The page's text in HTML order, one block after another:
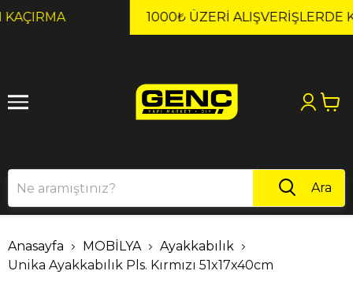
1000₺ ÜZERI ALIŞVERIŞLERDE KARGO ÜCRETSİZ!
1 2
Ara
Anasayfa MOBİLYA
Ayakkabılık
Unika Ayakkabılık Pls. Kırmızı 51x17x40cm